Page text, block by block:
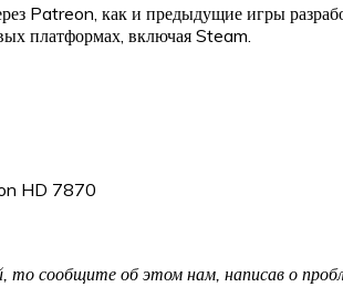
Patreon, как и предыдущие игры
платформах, включая Steam​.
HD 7870
то сообщите об этом нам, написав о